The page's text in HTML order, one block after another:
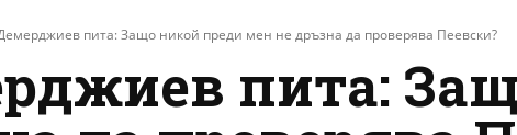
пита: Защо никой преди мен не дръзна да проверява Пеевски?
пита: